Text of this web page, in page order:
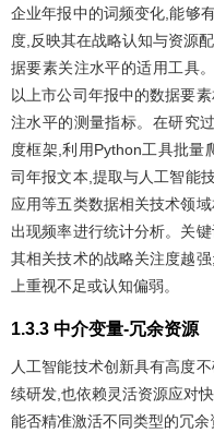
企业年报中的词频变化,能够
度,反映其在战略认知与资源
据要素关注水平的适用工具
以上市公司年报中的数据要
注水平的测量指标。在研究
度框架,利用Python工具批量
司年报文本,提取与人工智能
应用等五类数据相关技术领
出现频率进行统计分析。关
其相关技术的战略关注度越
上重视不足或认知偏弱。
1.3.3 中介变量-冗余资源
人工智能技术创新具有高度
续研发,也依赖灵活资源应对
能否精准激活不同类型的冗